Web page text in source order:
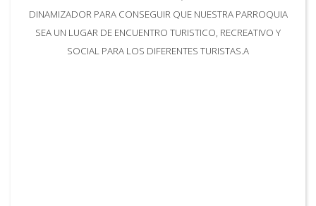
DINAMIZADOR PARA CONSEGUIR QUE NUESTRA PARROQUIA
SEA UN LUGAR DE ENCUENTRO TURISTICO, RECREATIVO Y
SOCIAL PARA LOS DIFERENTES TURISTAS.A